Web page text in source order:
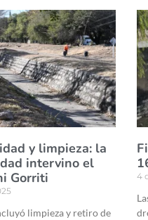
y limpieza: la
intervino el
Gorriti
limpieza y retiro de
4